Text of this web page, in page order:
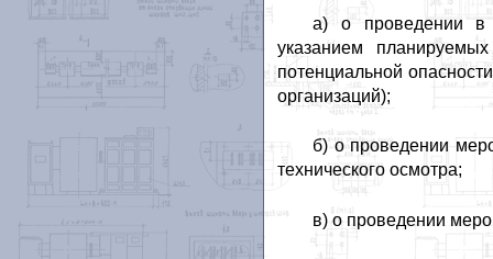
а) о проведении в
указанием
потенциальной
организаций);
б) о проведении
технического осмотра;
в) о проведении